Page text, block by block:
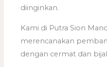
diinginkan.
Kami di Putra Sion
merencanakan
dengan cermat dan